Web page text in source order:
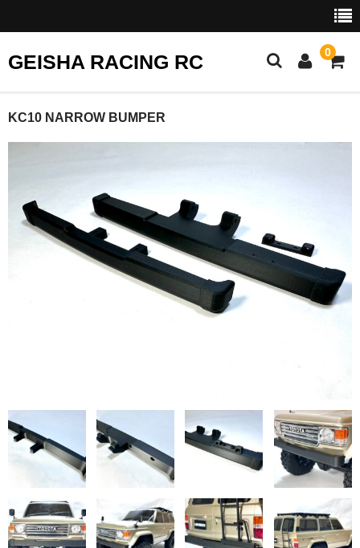
GEISHA RACING RC 0
HOME
EVENTS
COMP RULES
KC10 NARROW BUMPER